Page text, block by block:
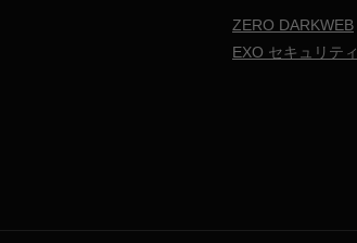
ZERO DARKWEB
EXO セキュリティ